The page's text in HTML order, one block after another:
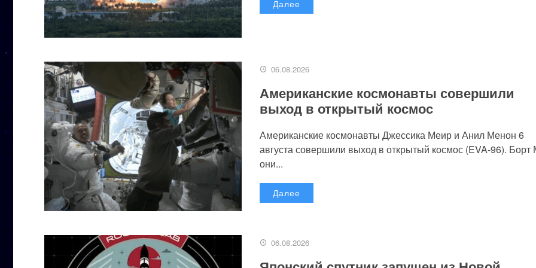
Далее
06.08.2026
Американские космонавты совершили
выход в открытый космос
Американские космонавты Джессика Меир и Анил Менон 6
августа совершили выход в открытый космос (EVA-96).
они...
Далее
06.08.2026